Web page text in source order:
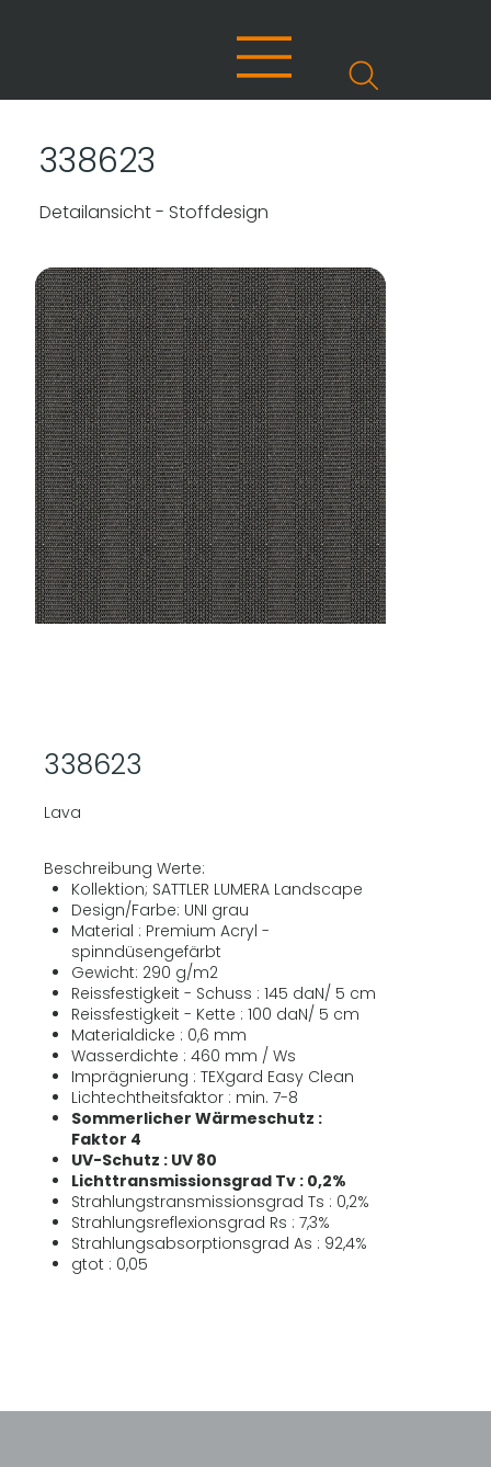
338623
Detailansicht - Stoffdesign
338623
Lava
Beschreibung Werte:
Kollektion; SATTLER LUMERA Landscape
Design/Farbe: UNI grau
Material : Premium Acryl -
spinndüsengefärbt
Gewicht: 290 g/m2
Reissfestigkeit - Schuss : 145 daN/ 5 cm
Reissfestigkeit - Kette : 100 daN/ 5 cm
Materialdicke : 0,6 mm
Wasserdichte : 460 mm / Ws
Imprägnierung : TEXgard Easy Clean
Lichtechtheitsfaktor : min. 7-8
Sommerlicher Wärmeschutz :
Faktor 4
UV-Schutz : UV 80
Lichttransmissionsgrad Tv : 0,2%
Strahlungstransmissionsgrad Ts : 0,2%
Strahlungsreflexionsgrad Rs : 7,3%
Strahlungsabsorptionsgrad As : 92,4%
gtot : 0,05